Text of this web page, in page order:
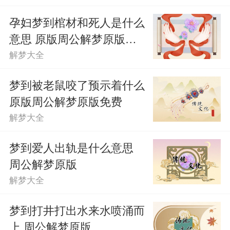
孕妇梦到棺材和死人是什么
意思 原版周公解梦原版免
费
解梦大全
梦到被老鼠咬了预示着什么
原版周公解梦原版免费
解梦大全
梦到爱人出轨是什么意思
周公解梦原版
解梦大全
梦到打井打出水来水喷涌而
上 周公解梦原版